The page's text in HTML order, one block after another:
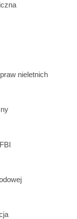
nieletnich